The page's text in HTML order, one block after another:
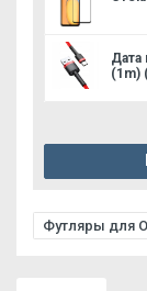
Дата
(1m)
Футляры для